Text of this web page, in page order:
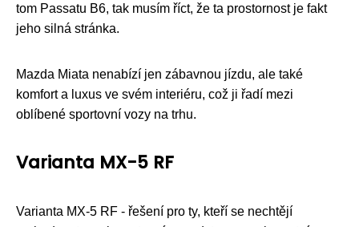
tom Passatu B6, tak musím říct, že ta prostornost je fakt
jeho silná stránka.
Mazda Miata nenabízí jen zábavnou jízdu, ale také
komfort a luxus ve svém interiéru, což ji řadí mezi
oblíbené sportovní vozy na trhu.
Varianta MX-5 RF
Varianta MX-5 RF - řešení pro ty, kteří se nechtějí